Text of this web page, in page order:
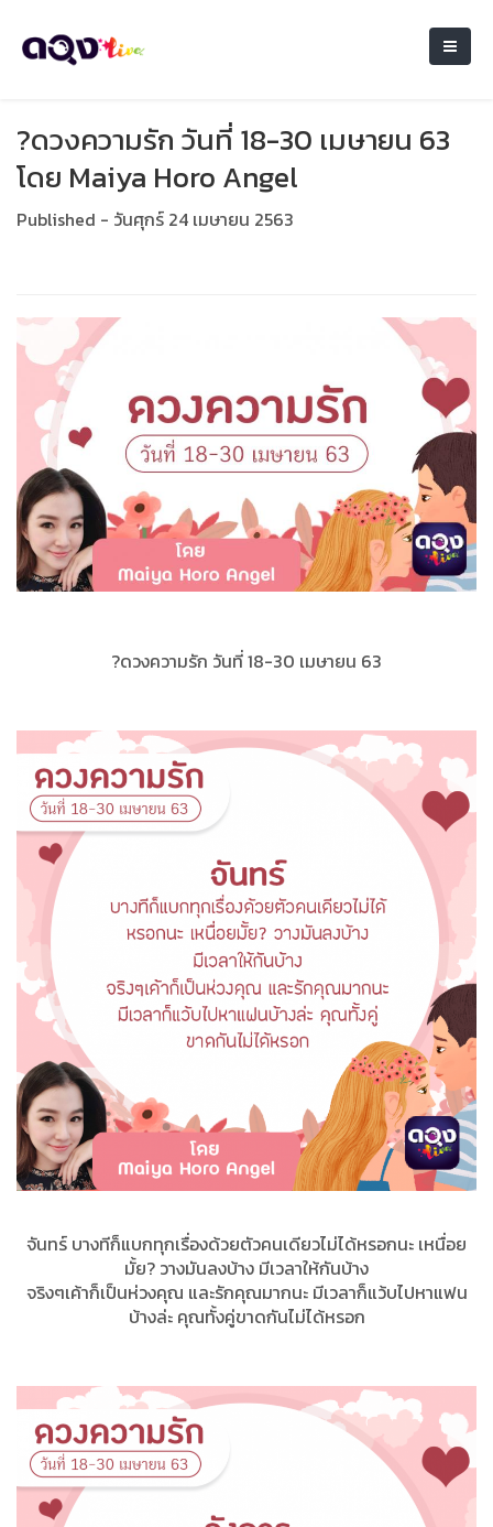
?ดวงความรัก วันที่ 18-30 เมษายน 63
โดย Maiya Horo Angel
Published - วันศุกร์ 24 เมษายน 2563
?ดวงความรัก วันที่ 18-30 เมษายน 63
จันทร์ บางทีก็แบกทุกเรื่องด้วยตัวคนเดียวไม่ได้หรอกนะ เหนื่อย
มั้ย? วางมันลงบ้าง มีเวลาให้กันบ้าง
จริงๆเค้าก็เป็นห่วงคุณ และรักคุณมากนะ มีเวลาก็แว้บไปหาแฟน
บ้างล่ะ คุณทั้งคู่ขาดกันไม่ได้หรอก